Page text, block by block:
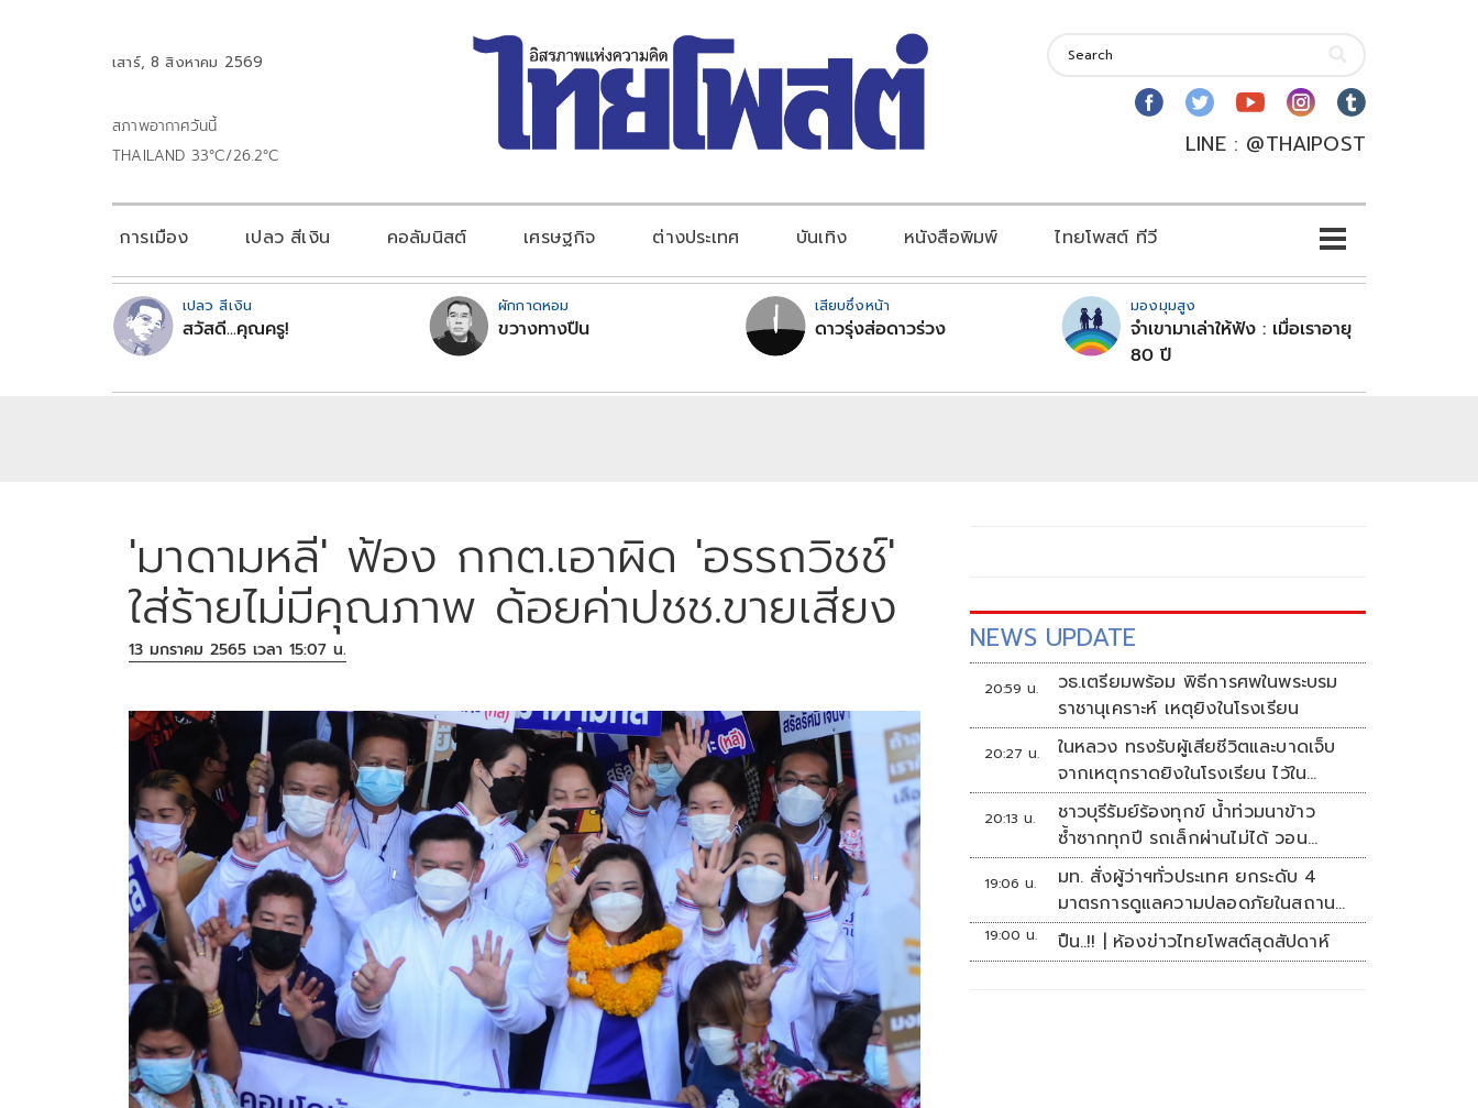
เสาร์, 8 สิงหาคม 2569
สภาพอากาศวันนี้
THAILAND 33°C/26.2°C
LINE : @THAIPOST
การเมือง เปลว สีเงิน คอลัมนิสต์ เศรษฐกิจ ต่างประเทศ บันเทิง หนังสือพิมพ์ ไทยโพสต์ ทีวี
เปลว สีเงิน
สวัสดี...คุณครู!
ผักกาดหอม
ขวางทางปืน
เสียบซึ่งหน้า
ดาวรุ่งส่อดาวร่วง
มองมุมสูง
จำเขามาเล่าให้ฟัง : เมื่อเราอายุ
80 ปี
'มาดามหลี' ฟ้อง กกต.เอาผิด 'อรรถวิชช์'
ใส่ร้ายไม่มีคุณภาพ ด้อยค่าปชช.ขายเสียง
13 มกราคม 2565 เวลา 15:07 น. NEWS UPDATE
20:59 น.
วธ.เตรียมพร้อม พิธีการศพในพระบรม
ราชานุเคราะห์ เหตุยิงในโรงเรียน
20:27 น.
ในหลวง ทรงรับผู้เสียชีวิตและบาดเจ็บ
จากเหตุกราดยิงในโรงเรียน ไว้ใน
พระบรมราชานุเคราะห์
20:13 น.
ชาวบุรีรัมย์ร้องทุกข์ น้ำท่วมนาข้าว
ซ้ำซากทุกปี รถเล็กผ่านไม่ได้ วอน
หน่วยงานเร่งแก้ไข
19:06 น.
มท. สั่งผู้ว่าฯทั่วประเทศ ยกระดับ 4
มาตรการดูแลความปลอดภัยในสถาน
ศึกษา
19:00 น. ปืน..!! | ห้องข่าวไทยโพสต์สุดสัปดาห์